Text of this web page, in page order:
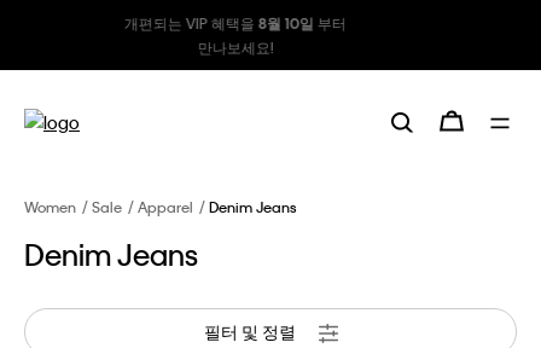
자사몰 번들 할인 진행 중 !
Women Sale Apparel Denim Jeans
Denim Jeans
필터 및 정렬